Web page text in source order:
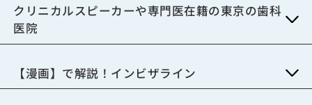
クリニカルスピーカーや専門医在籍の東京の歯科
医院
【漫画】で解説！インビザライン